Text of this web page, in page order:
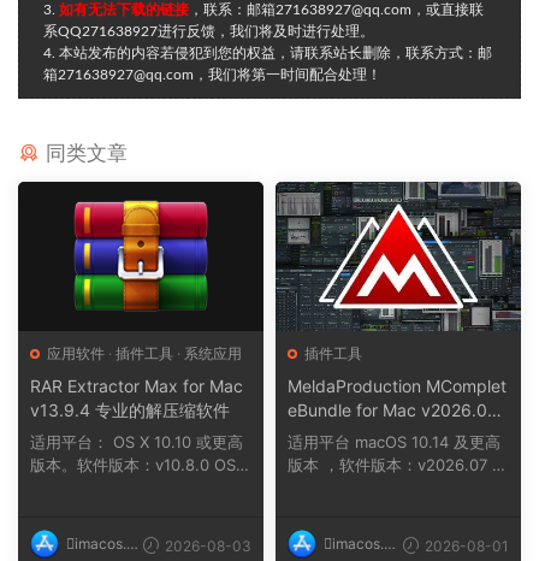
3. 如有无法下载的链接 ，联系：邮箱271638927@qq.com，或直接联
系QQ271638927进行反馈，我们将及时进行处理。
4. 本站发布的内容若侵犯到您的权益，请联系站长删除，联系方式：邮
箱271638927@qq.com，我们将第一时间配合处理！
同类文章
应用软件 · 插件工具 · 系统应用
RAR Extractor Max for Mac
v13.9.4 专业的解压缩软件
适用平台： OS X 10.10 或更高
版本。软件版本：v10.8.0 OS X
imacos.t
2026-08-03
插件工具
MeldaProduction MComplet
eBundle for Mac v2026.07
提供一站式音乐制作解决方
案，涵盖从作曲到母带处理的
适用平台 macOS 10.14 及更高
版本 ，软件版本：v2026.07 ，
imacos.t
2026-08-01